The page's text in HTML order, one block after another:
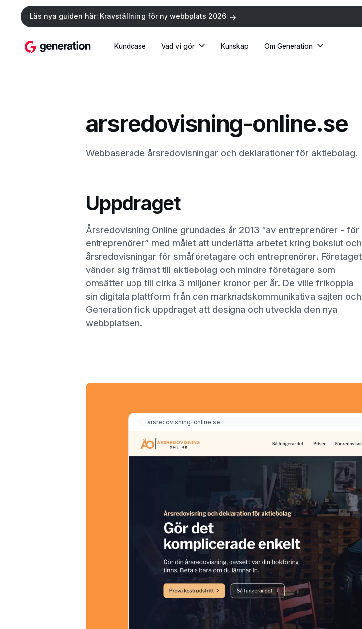
Läs nya guiden här: Kravställning för ny webbplats 2026
Kundcase Vad vi gör Kunskap Om Generation
arsredovisning-online.se
Webbaserade årsredovisningar och deklarationer för aktiebolag.
Uppdraget
Årsredovisning Online grundades år 2013 “av entreprenörer - för
entreprenörer” med målet att underlätta arbetet kring bokslut och
årsredovisningar för småföretagare och entreprenörer. Företaget
vänder sig främst till aktiebolag och mindre företagare som
omsätter upp till cirka 3 miljoner kronor per år. De ville frikoppla
sin digitala plattform från den marknadskommunikativa sajten och
Generation fick uppdraget att designa och utveckla den nya
webbplatsen.